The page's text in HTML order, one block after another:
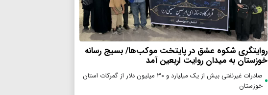
روایتگری شکوه عشق در پایتخت موکب‌ها/ بسیج رسانه
خوزستان به میدان روایت اربعین آمد
صادرات غیرنفتی بیش از یک میلیارد و ۳۰ میلیون دلار از گمرکات استان
خوزستان